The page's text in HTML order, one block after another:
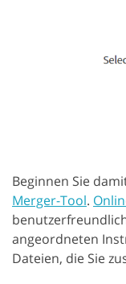
Beginnen Sie
Merger-Tool.
angeordneten
Dateien, die Sie